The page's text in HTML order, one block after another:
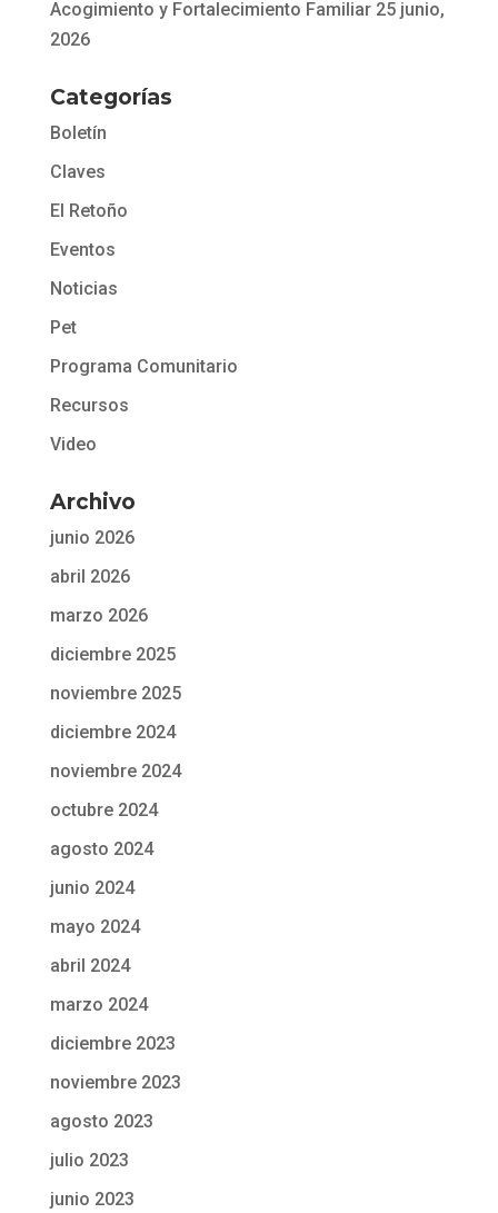
Acogimiento y Fortalecimiento Familiar 25 junio,
2026
Categorías
Boletín
Claves
El Retoño
Eventos
Noticias
Pet
Programa Comunitario
Recursos
Video
Archivo
junio 2026
abril 2026
marzo 2026
diciembre 2025
noviembre 2025
diciembre 2024
noviembre 2024
octubre 2024
agosto 2024
junio 2024
mayo 2024
abril 2024
marzo 2024
diciembre 2023
noviembre 2023
agosto 2023
julio 2023
junio 2023